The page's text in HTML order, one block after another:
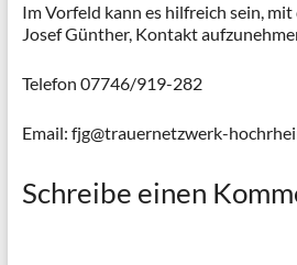
Im Vorfeld kann es hilfreich sein,
Josef Günther, Kontakt
Telefon 07746/919-282
Email: fjg@trauernetzwerk-
Schreibe einen